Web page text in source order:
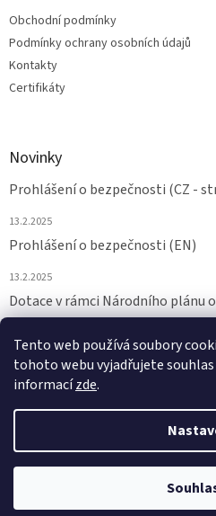
Tento web používá soubory
tohoto webu vyjadřujete souhlas
informacízde.
Obchodní podmínky
Podmínky ochrany osobních údajů
Kontakty
Certifikáty
Novinky
Prohlášení o bezpečnosti (CZ -
13.2.2025
Prohlášení o bezpečnosti (EN)
13.2.2025
Dotace v rámci Národního plánu
ARCHIV
Vytvořil
NAMAZAT.CZ.